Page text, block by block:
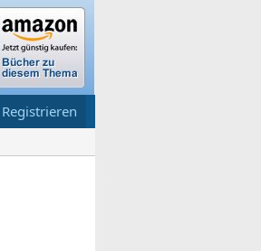
Registrieren